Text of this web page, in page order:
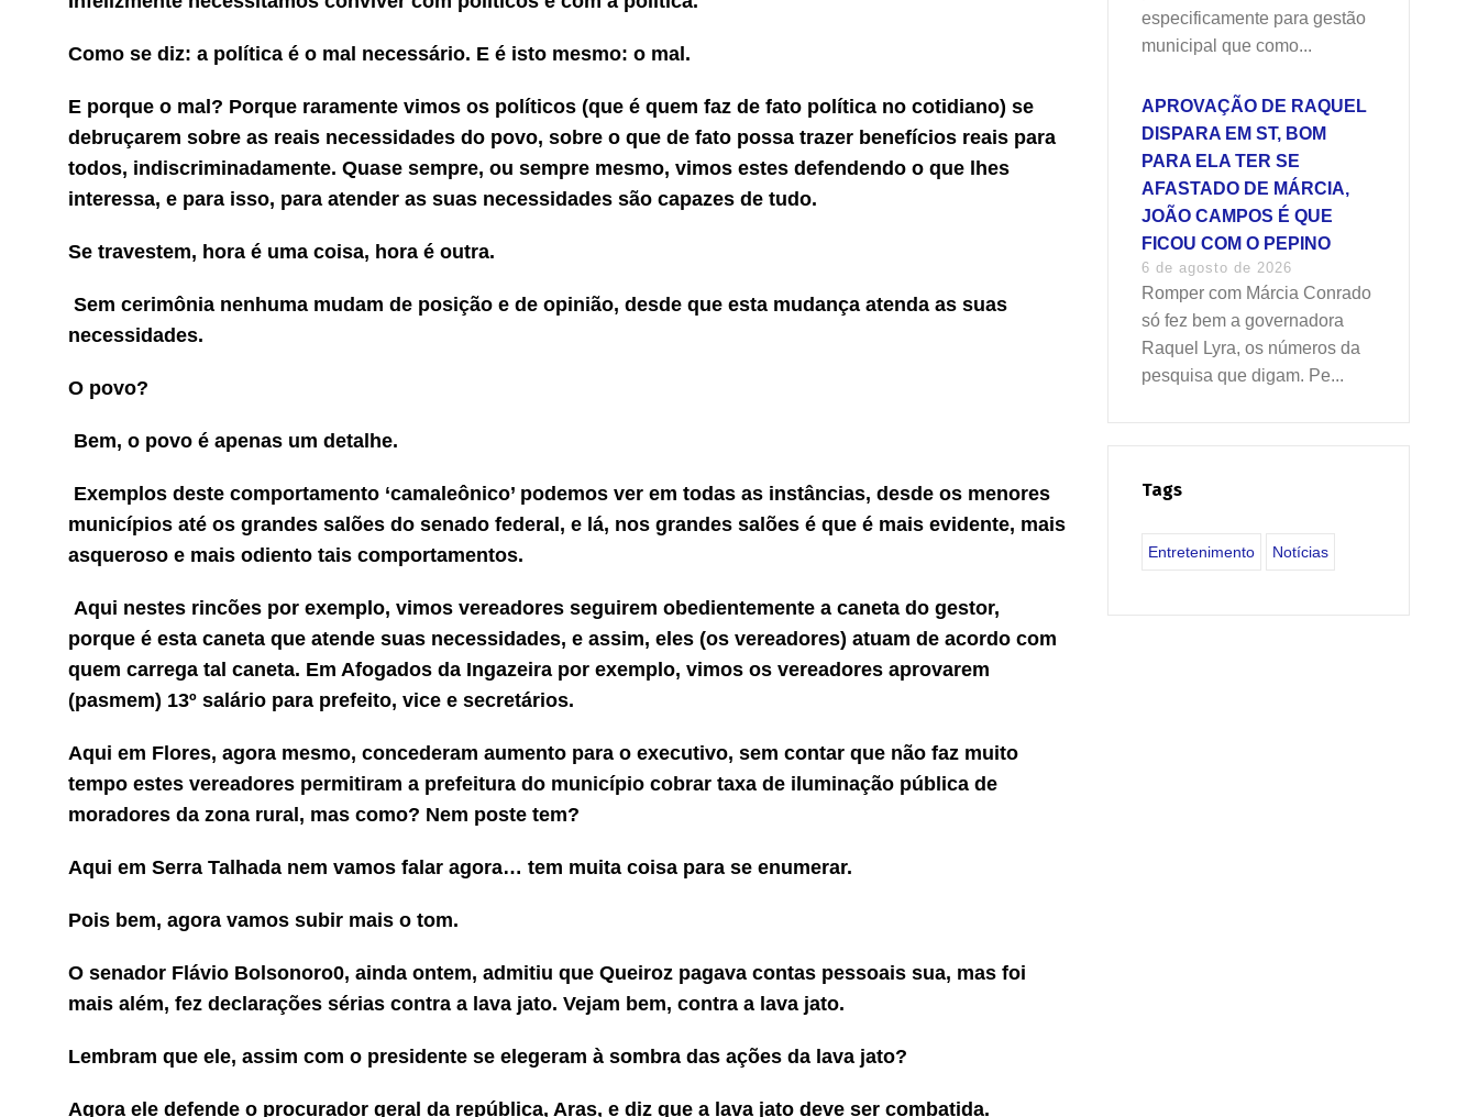
Como se diz: a política é o mal necessário. E é isto mesmo: o mal.
E porque o mal? Porque raramente vimos os políticos (que é quem faz de fato política no cotidiano) se
debruçarem sobre as reais necessidades do povo, sobre o que de fato possa trazer benefícios reais para
todos, indiscriminadamente. Quase sempre, ou sempre mesmo, vimos estes defendendo o que lhes
interessa, e para isso, para atender as suas necessidades são capazes de tudo.
Se travestem, hora é uma coisa, hora é outra.
Sem cerimônia nenhuma mudam de posição e de opinião, desde que esta mudança atenda as suas
necessidades.
O povo?
Bem, o povo é apenas um detalhe.
Exemplos deste comportamento ‘camaleônico’ podemos ver em todas as instâncias, desde os menores
municípios até os grandes salões do senado federal, e lá, nos grandes salões é que é mais evidente, mais
asqueroso e mais odiento tais comportamentos.
Aqui nestes rincões por exemplo, vimos vereadores seguirem obedientemente a caneta do gestor,
porque é esta caneta que atende suas necessidades, e assim, eles (os vereadores) atuam de acordo com
quem carrega tal caneta. Em Afogados da Ingazeira por exemplo, vimos os vereadores aprovarem
(pasmem) 13º salário para prefeito, vice e secretários.
Aqui em Flores, agora mesmo, concederam aumento para o executivo, sem contar que não faz muito
tempo estes vereadores permitiram a prefeitura do município cobrar taxa de iluminação pública de
moradores da zona rural, mas como? Nem poste tem?
Aqui em Serra Talhada nem vamos falar agora… tem muita coisa para se enumerar.
Pois bem, agora vamos subir mais o tom.
O senador Flávio Bolsonoro0, ainda ontem, admitiu que Queiroz pagava contas pessoais sua, mas foi
mais além, fez declarações sérias contra a lava jato. Vejam bem, contra a lava jato.
Lembram que ele, assim com o presidente se elegeram à sombra das ações da lava jato?
Agora ele defende o procurador geral da república, Aras, e diz que a lava jato deve ser combatida.
especificamente para gestão
municipal que como...
APROVAÇÃO DE RAQUEL
DISPARA EM ST, BOM
PARA ELA TER SE
AFASTADO DE MÁRCIA,
JOÃO CAMPOS É QUE
FICOU COM O PEPINO
6 de agosto de 2026
Romper com Márcia Conrado
só fez bem a governadora
Raquel Lyra, os números da
pesquisa que digam. Pe...
Tags
Entretenimento Notícias